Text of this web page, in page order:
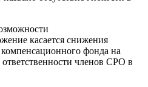
касается снижения
фонда на
ответственности членов СРО в